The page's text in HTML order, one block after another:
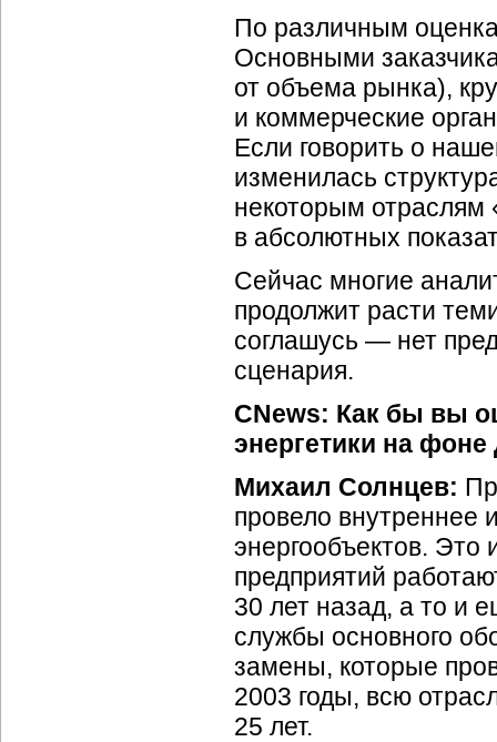
По различным
Основными
от объема рынка),
и коммерческие
Если говорить о
изменилась
некоторым отраслям
в абсолютных
Сейчас многие
продолжит расти
соглашусь — нет
сценария.
CNews: Как бы вы
энергетики на
Михаил Солнцев:
провело внутреннее
энергообъектов. Это
предприятий
30 лет назад, а то и
службы основного
замены, которые
2003 годы, всю
25 лет.